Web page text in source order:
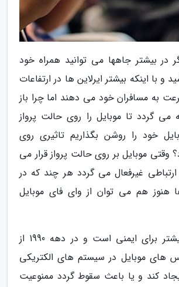
در بیشتر جاهها می توانید همراه خود
و با اینکه بیشتر ایرلاین ها در ارتفاعات
به مسافران خود می دهند اما چرا باز
می گردد تا موبایل را روی حالت پرواز
خود را روشن بگذاریم تاثیری روی
وقتی موبایل بر روی حالت پرواز قرار می
غیرفعال می گردد هر چند که در
هنوز هم می توان از وای فای موبایل
این درخواست بیشتر برای ایمنی است و در دهه 1990 از
های موبایل در سیستم های الکتریکی
کند و یا باعث سقوط گردد ممنوعیت